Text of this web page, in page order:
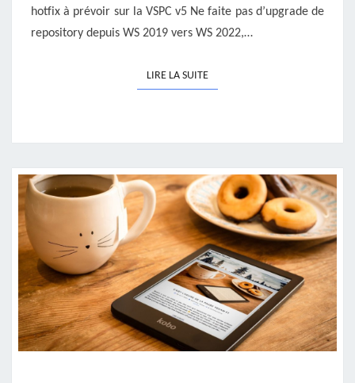
hotfix à prévoir sur la VSPC v5 Ne faite pas d’upgrade de
repository depuis WS 2019 vers WS 2022,…
LIRE LA SUITELIRE LA SUITE